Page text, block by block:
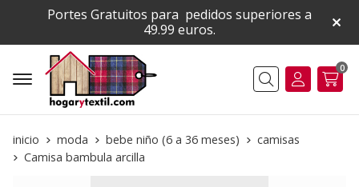
Portes Gratuitos para pedidos superiores a
49.99 euros.
Buscar
0
inicio moda bebe niño (6 a 36 meses)
camisas
Camisa bambula arcilla